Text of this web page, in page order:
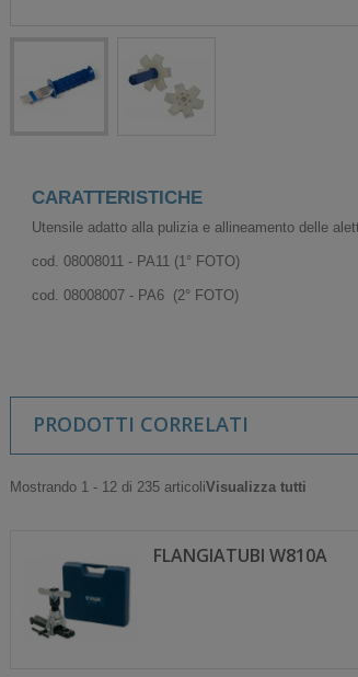
CARATTERISTICHE
Utensile adatto alla pulizia e allineamento delle
cod. 08008011 - PA11 (1° FOTO)
cod. 08008007 - PA6 (2° FOTO)
PRODOTTI CORRELATI
Mostrando 1 - 12 di 235 articoliVisualizza tutti
FLANGIATUBI W810A